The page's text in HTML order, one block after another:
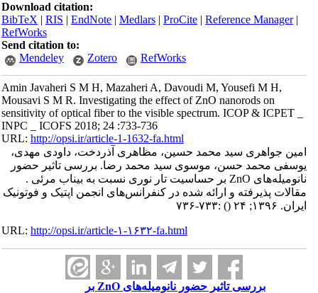
Download citation:
BibTeX|RIS|EndNote|Medlars|ProCite|Reference Manager
RefWorks
Send citation to:
Mendeley
Zotero RefWorks
Amin Javaheri S M H, Mazaheri A, Davoudi M, Yousefi M H,
Mousavi S M R. Investigating the effect of ZnO nanorods on
sensitivity of optical fiber to the visible spectrum. ICOP & ICPET _
INPC _ ICOFS 2018; 24 :733-736
URL:http://opsi.ir/article-1-1632-fa.html
امین جواهری سید محمد حسین، مظاهری آذردخت، داودی مهدی،
یوسفی محمد حسن، موسوی سید محمد رضا. بررسی تاثیر حضور
نانومیله‌های ZnO بر حساسیت تار نوری نسبت به بیناب مرئی .
مقالات پذیرفته و ارائه شده در کنفرانس‌های انجمن اپتیک و فوتونیک
ایران. ۱۳۹۶; ۲۴
() :۷۳۳-۷۳۶
URL:http://opsi.ir/article-۱-۱۶۳۲-fa.html
بررسی تاثیر حضور نانومیله‌های ZnO بر